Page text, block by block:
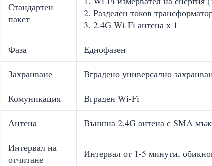
Стандартен
пакет
2. Разделен токов
3. 2.4G Wi-Fi антена x 1
Фаза Еднофазен
Захранване Вградено универсално
Комуникация Вграден Wi-Fi
Антена Външна 2.4G антена с SMA
Интервал на
отчитане
Интервал от 1-5 минути,